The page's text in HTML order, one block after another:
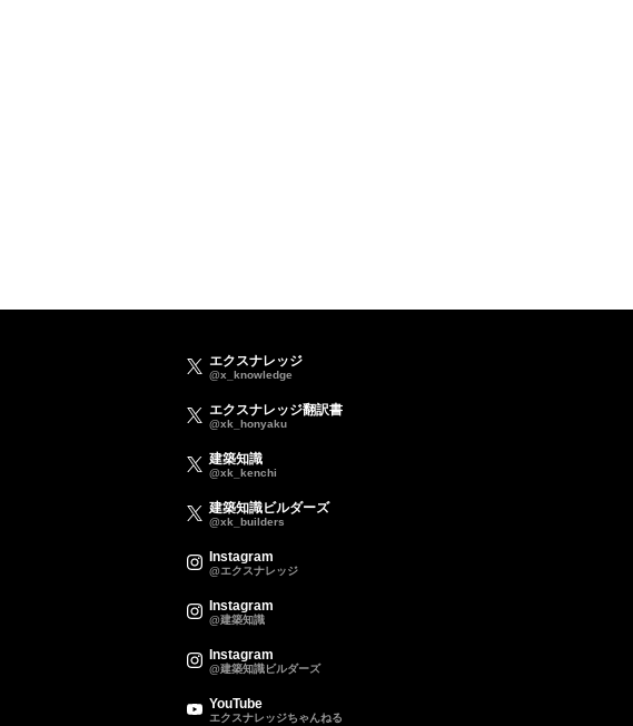
エクスナレッジ
@x_knowledge
エクスナレッジ翻訳書
@xk_honyaku
建築知識
@xk_kenchi
建築知識ビルダーズ
@xk_builders
Instagram
@エクスナレッジ
Instagram
@建築知識
Instagram
@建築知識ビルダーズ
YouTube
エクスナレッジちゃんねる